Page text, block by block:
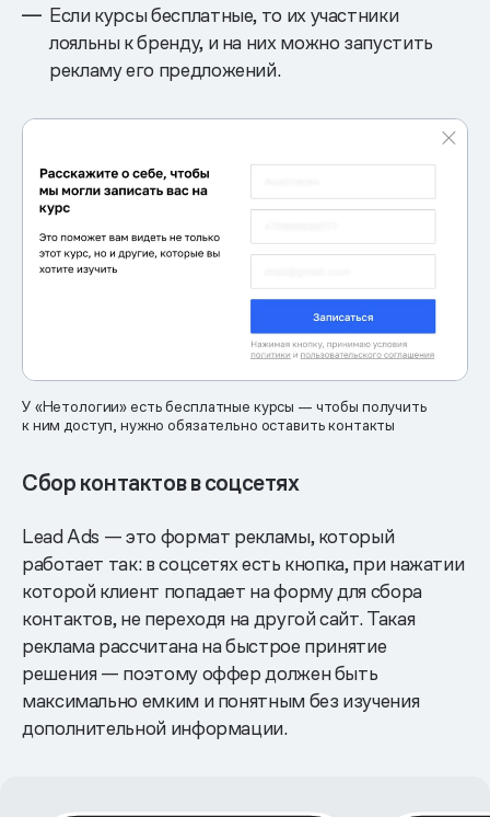
Если курсы бесплатные, то их участники
лояльны к бренду, и на них можно запустить
рекламу его предложений.
У «Нетологии» есть бесплатные курсы — чтобы получить
к ним доступ, нужно обязательно оставить контакты
Сбор контактов в соцсетях
Lead Ads — это формат рекламы, который
работает так: в соцсетях есть кнопка, при нажатии
которой клиент попадает на форму для сбора
контактов, не переходя на другой сайт. Такая
реклама рассчитана на быстрое принятие
решения — поэтому оффер должен быть
максимально емким и понятным без изучения
дополнительной информации.